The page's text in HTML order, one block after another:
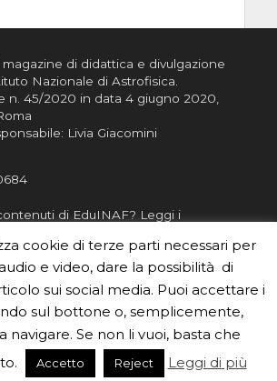
magazine di didattica e divulgazione
Nazionale di Astrofisica
n. 45/2020 in data 4 giugno 2020,
Livia Giacomini
di EduINAF? Leggi i
Privacy
Cookie
de l'Astronomo risponde, per
foto o i tuoi contributi, scrivici a
[chiocciola] inaf.it oppure
cookie di terze parti necessari per
e video, dare la possibilità di
sui social media. Puoi accettare i
sul bottone o, semplicemente,
navigare. Se non li vuoi, basta che
Accetto Reject Leggi di più